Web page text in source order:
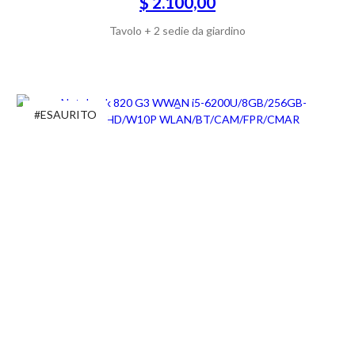
Tavolo + 2 sedie da giardino
#ESAURITO